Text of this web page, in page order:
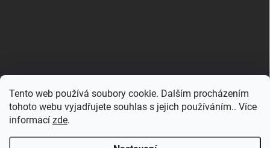
Tento web používá soubory cookie. Dalším procházením
tohoto webu vyjadřujete souhlas s jejich používáním.. Více
informací zde.